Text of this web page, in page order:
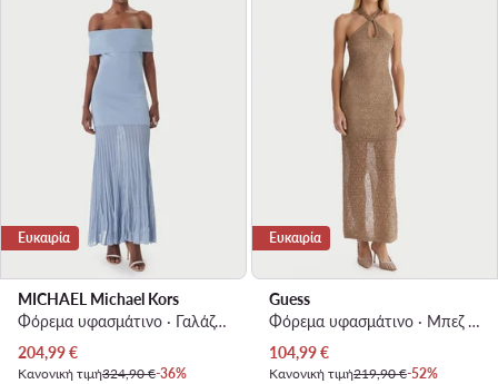
Ευκαιρία
MICHAEL Michael Kors
Φόρεμα υφασμάτινο · Γαλάζιο · Maxi
Τρέχουσα τιμή
204,99€
Κανονική τιμή324,90 €-36%
Ευκαιρία
Guess
Φόρεμα υφασμάτινο · Μπεζ · Maxi
Τρέχουσα τιμή
104,99€
Κανονική τιμή219,90 €-52%